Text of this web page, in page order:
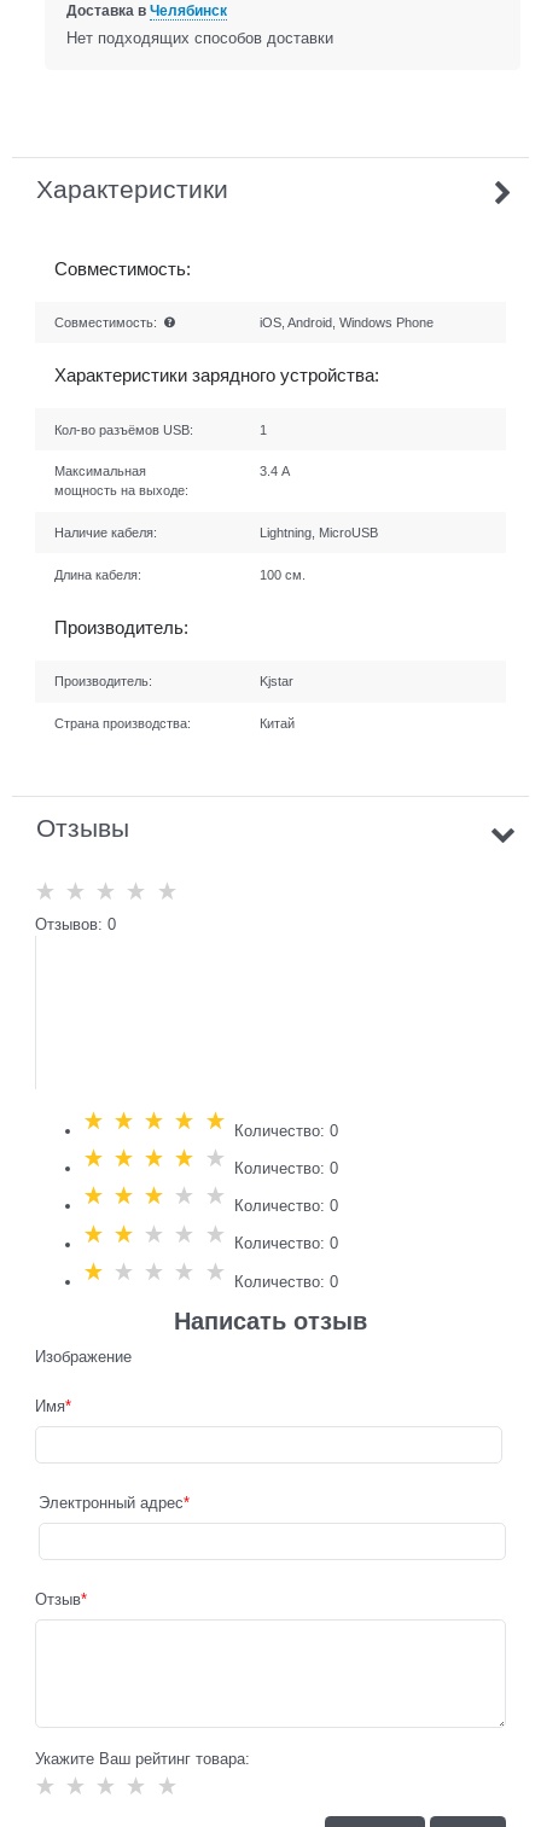
Доставка в Челябинск
Нет подходящих способов доставки
Характеристики
Совместимость:
Совместимость: iOS, Android, Windows Phone
Характеристики зарядного устройства:
Кол-во разъёмов USB: 1
Максимальная
мощность на выходе:
3.4 А
Наличие кабеля: Lightning, MicroUSB
Длина кабеля: 100 см.
Производитель:
Производитель: Kjstar
Страна производства: Китай
Отзывы
Отзывов: 0
Количество: 0
Количество: 0
Количество: 0
Количество: 0
Количество: 0
Написать отзыв
Изображение
Имя
Электронный адрес
Отзыв
Укажите Ваш рейтинг товара: